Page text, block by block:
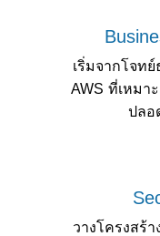
เริ่มจากโจท
AWS ที่เหมา
ปลอ
วางโครงสร้